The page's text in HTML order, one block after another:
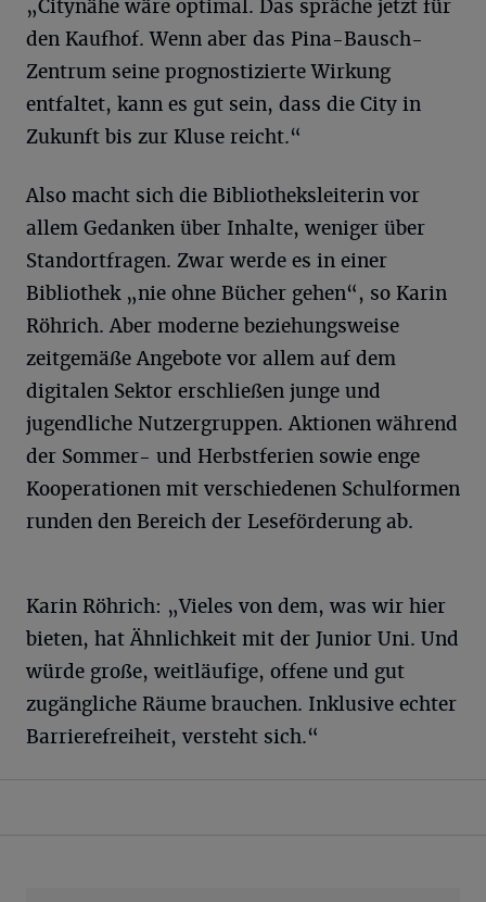
„Citynähe wäre optimal. Das spräche jetzt für
den Kaufhof. Wenn aber das Pina-Bausch-
Zentrum seine prognostizierte Wirkung
entfaltet, kann es gut sein, dass die City in
Zukunft bis zur Kluse reicht.“
Also macht sich die Bibliotheksleiterin vor
allem Gedanken über Inhalte, weniger über
Standortfragen. Zwar werde es in einer
Bibliothek „nie ohne Bücher gehen“, so Karin
Röhrich. Aber moderne beziehungsweise
zeitgemäße Angebote vor allem auf dem
digitalen Sektor erschließen junge und
jugendliche Nutzergruppen. Aktionen während
der Sommer- und Herbstferien sowie enge
Kooperationen mit verschiedenen Schulformen
runden den Bereich der Leseförderung ab.
Karin Röhrich: „Vieles von dem, was wir hier
bieten, hat Ähnlichkeit mit der Junior Uni. Und
würde große, weitläufige, offene und gut
zugängliche Räume brauchen. Inklusive echter
Barrierefreiheit, versteht sich.“